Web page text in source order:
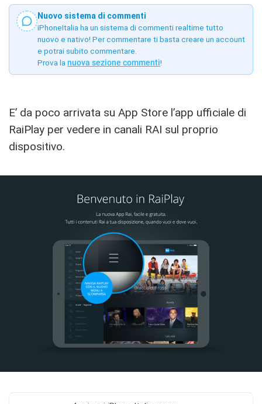
Nuovo sistema di commenti
iPhoneItalia ha un sistema di commenti realtime tutto
nuovo e nativo! Per commentare ti basta creare un account
e potrai subito commentare.
Prova la nuova sezione commenti!
E’ da poco arrivata su App Store l’app ufficiale di
RaiPlay per vedere in canali RAI sul proprio
dispositivo.